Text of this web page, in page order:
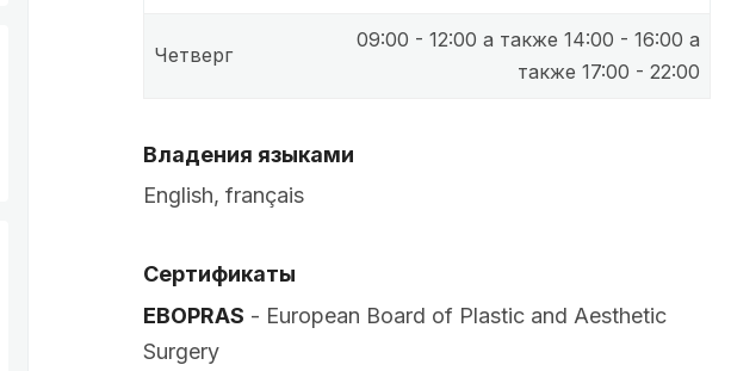
Четверг
09:00 - 12:00 а также 14:00 - 16:00 а
также 17:00 - 22:00
Владения языками
English, français
Сертификаты
EBOPRAS - European Board of Plastic and Aesthetic
Surgery